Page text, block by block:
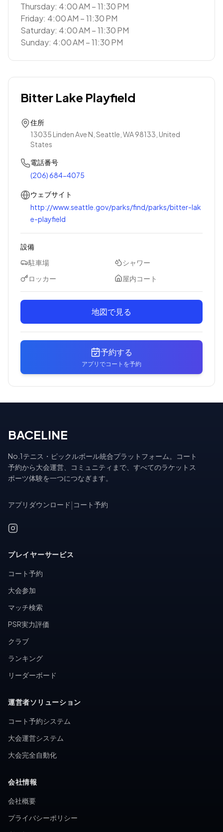
Thursday: 4:00 AM – 11:30 PM
Friday: 4:00 AM – 11:30 PM
Saturday: 4:00 AM – 11:30 PM
Sunday: 4:00 AM – 11:30 PM
Bitter Lake Playfield
住所
13035 Linden Ave N, Seattle, WA 98133, United
States
電話番号
(206) 684-4075
ウェブサイト
http://www.seattle.gov/parks/find/parks/bitter-lak
e-playfield
設備
駐車場
シャワー
ロッカー
屋内コート
地図で見る
予約する
アプリでコートを予約
BACELINE
No.1テニス・ピックルボール統合プラットフォーム。コート
予約から大会運営、コミュニティまで、すべてのラケットス
ポーツ体験を一つにつなぎます。
アプリダウンロード コート予約
プレイヤーサービス
コート予約
大会参加
マッチ検索
PSR実力評価
クラブ
ランキング
リーダーボード
運営者ソリューション
コート予約システム
大会運営システム
大会完全自動化
会社情報
会社概要
プライバシーポリシー